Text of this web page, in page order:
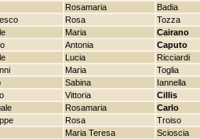
Rosamaria
Badia
Rosa
Tozza
Maria
Cairano
Antonia
Caputo
Lucia
Ricciardi
Maria
Toglia
Sabina
Iannella
Vittoria
Cillis
Rosamaria
Carlo
Rosa
Troiso
Maria Teresa
Scioscia